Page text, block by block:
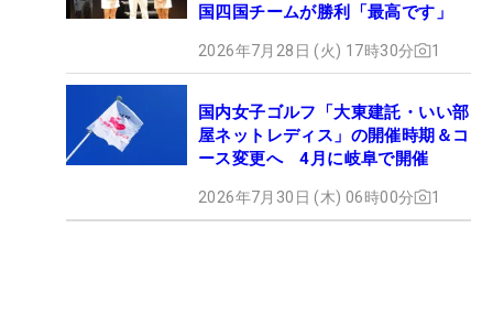
国四国チームが勝利「最高です」
2026年7月28日 (火) 17時30分 1
国内女子ゴルフ「大東建託・いい部
屋ネットレディス」の開催時期＆コ
ース変更へ 4月に岐阜で開催
2026年7月30日 (木) 06時00分 1